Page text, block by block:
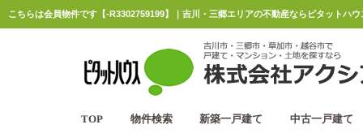
こちらは会員物件です【-R3302759199】｜吉川・三郷エリアの不動産ならピタットハ
TOP 物件検索 新築一戸建て 中古一戸建て